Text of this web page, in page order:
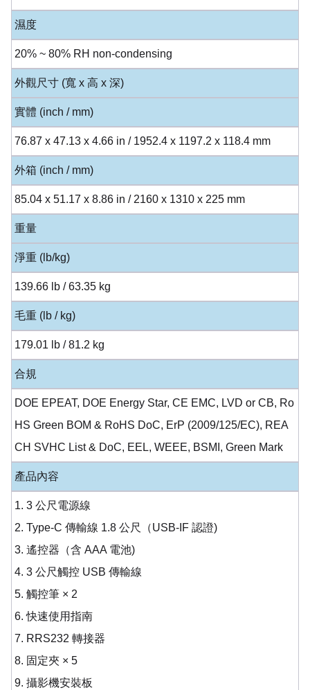
濕度
20% ~ 80% RH non-condensing
外觀尺寸 (寬 x 高 x 深)
實體 (inch / mm)
76.87 x 47.13 x 4.66 in / 1952.4 x 1197.2 x 118.4 mm
外箱 (inch / mm)
85.04 x 51.17 x 8.86 in / 2160 x 1310 x 225 mm
重量
淨重 (lb/kg)
139.66 lb / 63.35 kg
毛重 (lb / kg)
179.01 lb / 81.2 kg
合規
DOE EPEAT, DOE Energy Star, CE EMC, LVD or CB, Ro
HS Green BOM & RoHS DoC, ErP (2009/125/EC), REA
CH SVHC List & DoC, EEL, WEEE, BSMI, Green Mark
產品內容
1. 3 公尺電源線
2. Type-C 傳輸線 1.8 公尺（USB-IF 認證)
3. 遙控器（含 AAA 電池)
4. 3 公尺觸控 USB 傳輸線
5. 觸控筆 × 2
6. 快速使用指南
7. RRS232 轉接器
8. 固定夾 × 5
9. 攝影機安裝板